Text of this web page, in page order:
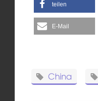
teilen
E-Mail
China